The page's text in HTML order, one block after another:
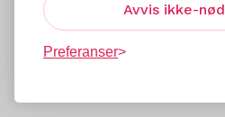
Avvis ikke-
Preferanser